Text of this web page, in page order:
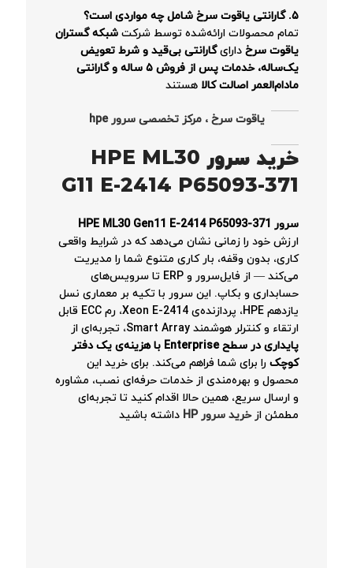
۵. گارانتی یاقوت سرخ شامل چه مواردی است؟
تمام محصولات ارائه‌شده توسط شرکت شبکه گستران
یاقوت سرخ دارایگارانتی بی‌قید و شرط تعویض
یک‌ساله، خدمات پس از فروش ۵ ساله و گارانتی
مادام‌العمر اصالت کالا هستند
یاقوت سرخ ، مرکز تخصصی سرور hpe
خرید سرور HPE ML30
G11 E-2414 P65093-371
سرور HPE ML30 Gen11 E-2414 P65093-371
ارزش خود را زمانی نشان می‌دهد که در شرایط واقعی
کاری، بدون وقفه، بار کاری متنوع شما را مدیریت
می‌کند — از فایل‌سرور و ERP تا سرویس‌های
حسابداری و بکاپ. این سرور با تکیه بر معماری نسل
یازدهم HPE، پردازنده‌ی Xeon E-2414، رم ECC قابل
ارتقاء و کنترلر هوشمند Smart Array، تجربه‌ای از
پایداری در سطح Enterprise با هزینه‌ی یک دفتر
کوچک را برای شما فراهم می‌کند. برای خرید این
محصول و بهره‌مندی از خدمات حرفه‌ای نصب، مشاوره
و ارسال سریع، همین حالا اقدام کنید تا تجربه‌ای
مطمئن ازخرید سرور HP داشته باشید